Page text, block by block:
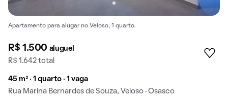
Apartamento para alugar no Veloso, 1 quarto.
R$ 1.500 aluguel
R$ 1.642 total
45 m² · 1 quarto · 1 vaga
Rua Marina Bernardes de Souza, Veloso · Osasco